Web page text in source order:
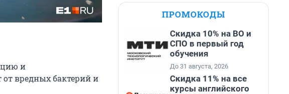
и
от вредных бактерий и
ПРОМОКОДЫ
Скидка 10% на ВО и
СПО в первый год
обучения
До 31 августа, 2026
Скидка 11% на все
курсы английского